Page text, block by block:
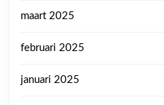
maart 2025
februari 2025
januari 2025